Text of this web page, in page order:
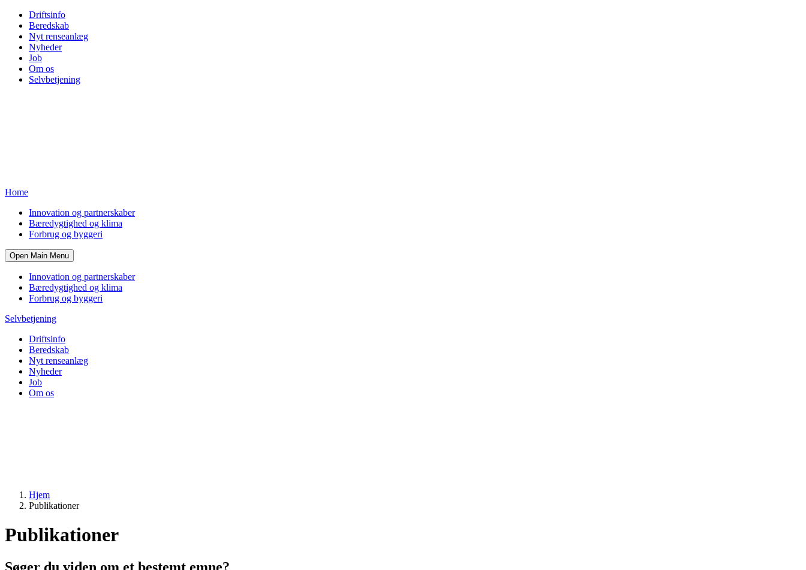
Driftsinfo
Beredskab
Nyt renseanlæg
Nyheder
Job
Om os
Selvbetjening
Home
Innovation og partnerskaber
Bæredygtighed og klima
Forbrug og byggeri
Open Main Menu
Innovation og partnerskaber
Bæredygtighed og klima
Forbrug og byggeri
Selvbetjening
Driftsinfo
Beredskab
Nyt renseanlæg
Nyheder
Job
Om os
Hjem
Publikationer
Publikationer